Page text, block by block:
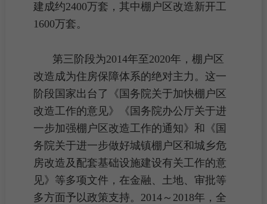
建成约2400万套，其中棚户区改造新开工
1600万套。
第三阶段为2014年至2020年，棚户区
改造成为住房保障体系的绝对主力。这一
阶段国家出台了《国务院关于加快棚户区
改造工作的意见》《国务院办公厅关于进
一步加强棚户区改造工作的通知》和《国
务院关于进一步做好城镇棚户区和城乡危
房改造及 配套基础设施建设有关工作的意
见》等多项文件，在金融、土地、审批等
多方面予以政策支持。2014～2018年，全